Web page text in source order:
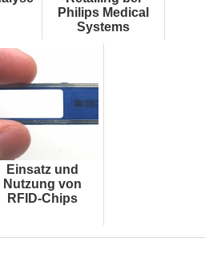
Philips Medical
Systems
Einsatz und
Nutzung von
RFID-Chips